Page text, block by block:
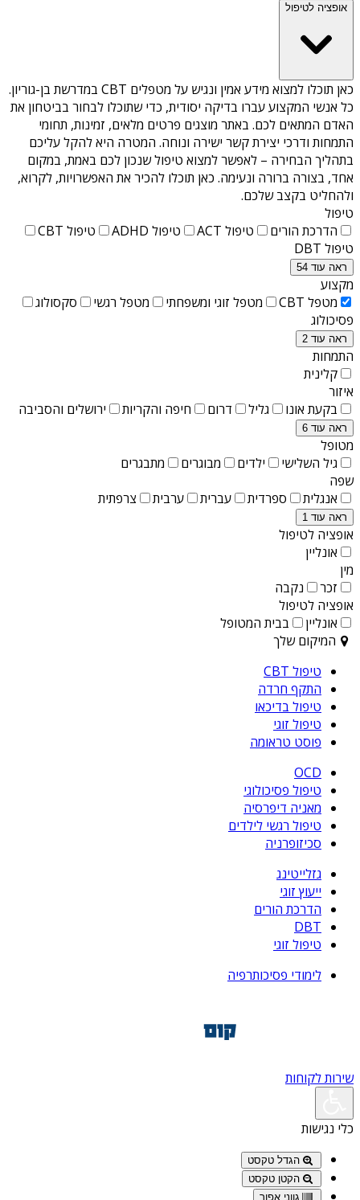
אופציה לטיפול
כאן תוכלו למצוא מידע אמין ונגיש על מטפלים CBT במדרשת בן-גוריון
.
כל אנשי המקצוע עברו בדיקה יסודית, כדי שתוכלו לבחור בביטחון את
האדם המתאים לכם. באתר מוצגים פרטים מלאים, זמינות, תחומי
התמחות ודרכי יצירת קשר ישירה ונוחה. המטרה היא להקל עליכם
בתהליך הבחירה – לאפשר למצוא טיפול שנכון לכם באמת, במקום
אחד, בצורה ברורה ונעימה. כאן תוכלו להכיר את האפשרויות, לקרוא,
ולהחליט בקצב שלכם.
טיפול
הדרכת הורים
טיפול ACT טיפול ADHD
טיפול CBT
טיפול DBT
ראה עוד 54
מקצוע
מטפל CBT
מטפל זוגי ומשפחתי מטפל רגשי
סקסולוג
פסיכולוג
ראה עוד 2
התמחות
קלינית
איזור
בקעת אונו
גליל דרום חיפה והקריות ירושלים והסביבה
ראה עוד 6
מטופל
גיל השלישי
ילדים מבוגרים
מתבגרים
שפה
אנגלית
ספרדית עברית ערבית צרפתית
ראה עוד 1
אופציה לטיפול
אונליין
מין
זכר
נקבה
אופציה לטיפול
אונליין
בבית המטופל
המיקום שלך
טיפול CBT
התקף חרדה
טיפול בדיכאו
טיפול זוגי
פוסט טראומה
OCD
טיפול פסיכולוגי
מאניה דיפרסיה
טיפול רגשי לילדים
סכיזופרניה
גזלייטינג
ייעוץ זוגי
הדרכת הורים
DBT
טיפול זוגי
לימודי פסיכותרפיה
שירות לקוחות
כלי נגישות
הגדל טקסט
הקטן טקסט
גווני אפור